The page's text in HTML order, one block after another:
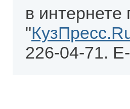
в интернете
"
226-04-71.